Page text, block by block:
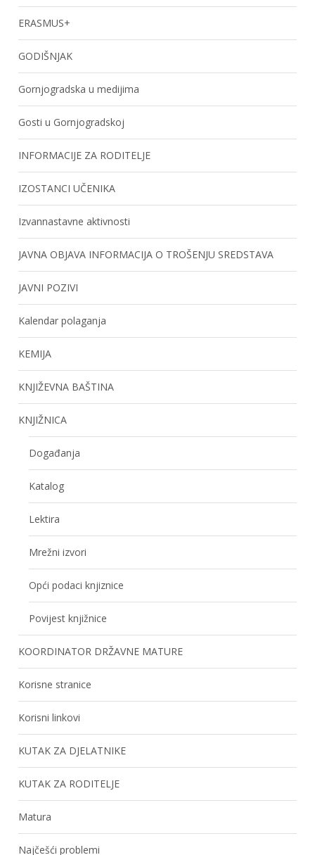
ERASMUS+
GODIŠNJAK
Gornjogradska u medijima
Gosti u Gornjogradskoj
INFORMACIJE ZA RODITELJE
IZOSTANCI UČENIKA
Izvannastavne aktivnosti
JAVNA OBJAVA INFORMACIJA O TROŠENJU SREDSTAVA
JAVNI POZIVI
Kalendar polaganja
KEMIJA
KNJIŽEVNA BAŠTINA
KNJIŽNICA
Događanja
Katalog
Lektira
Mrežni izvori
Opći podaci knjiznice
Povijest knjižnice
KOORDINATOR DRŽAVNE MATURE
Korisne stranice
Korisni linkovi
KUTAK ZA DJELATNIKE
KUTAK ZA RODITELJE
Matura
Najčešći problemi